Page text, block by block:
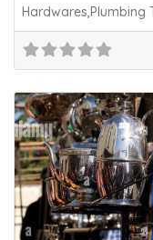
Hardwares,Plumbing
Pipe,Tata Colour